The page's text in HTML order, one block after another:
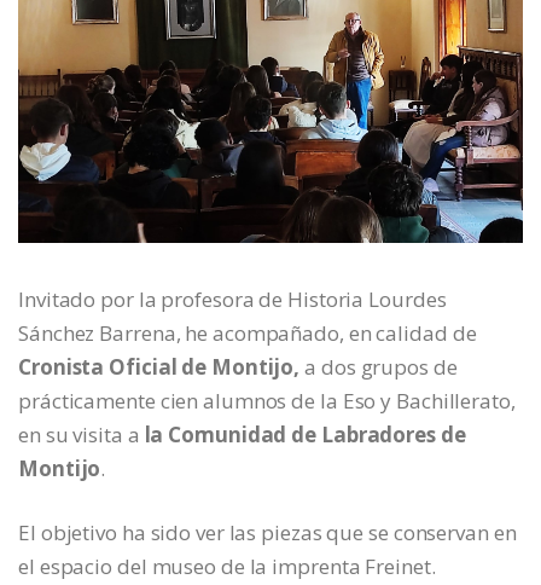
Invitado por la profesora de Historia Lourdes
Sánchez Barrena, he acompañado, en calidad de
Cronista Oficial de Montijo, a dos grupos de
prácticamente cien alumnos de la Eso y Bachillerato,
en su visita a la Comunidad de Labradores de
Montijo.
El objetivo ha sido ver las piezas que se conservan en
el espacio del museo de la imprenta Freinet.